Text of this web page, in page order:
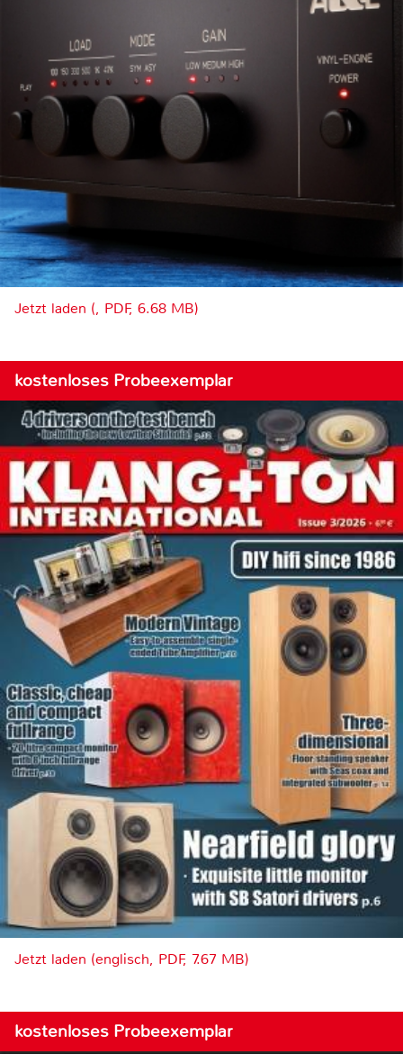
Jetzt laden (, PDF, 6.68 MB)
kostenloses Probeexemplar
Jetzt laden (englisch, PDF, 7.67 MB)
kostenloses Probeexemplar